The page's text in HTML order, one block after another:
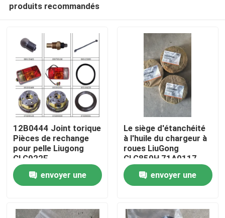
Aperçu
Produits
A propos de nous
produits recommandés
12B0444 Joint torique
Pièces de rechange
pour pelle Liugong
CLG922E
envoyer une
Le siège d'étanchéité
à l'huile du chargeur à
roues LiuGong
CLG850H 71A0117
envoyer une